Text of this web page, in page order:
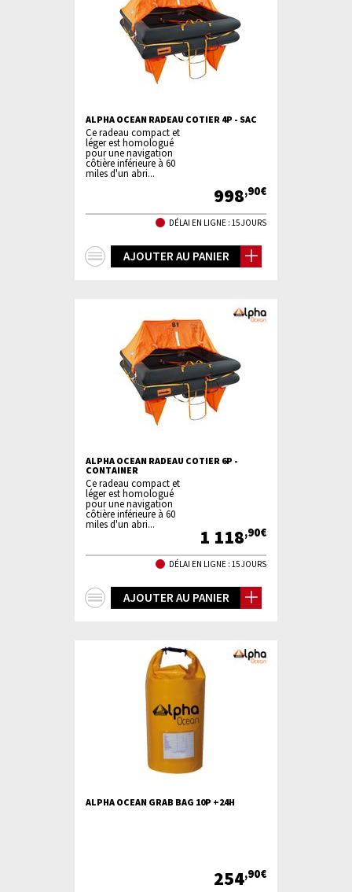
ALPHA OCEAN RADEAU COTIER 4P - SAC
Ce radeau compact et
léger est homologué
pour une navigation
côtière inférieure à 60
miles d'un abri...
998,90€
DÉLAI EN LIGNE : 15 JOURS
AJOUTER AU PANIER
ALPHA OCEAN RADEAU COTIER 6P -
CONTAINER
Ce radeau compact et
léger est homologué
pour une navigation
côtière inférieure à 60
miles d'un abri...
1 118,90€
DÉLAI EN LIGNE : 15 JOURS
AJOUTER AU PANIER
ALPHA OCEAN GRAB BAG 10P +24H
254,90€